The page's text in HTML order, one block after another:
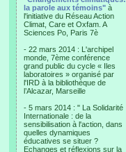
la parole aux témoins" à
l'initiative du Réseau Action
Climat, Care et Oxfam. A
Sciences Po, Paris 7è
- 22 mars 2014 : L'archipel
monde, 7ème conférence
grand public du cycle « Iles
laboratoires » organisé par
l'IRD à la bibliothèque de
l’Alcazar, Marseille
- 5 mars 2014 : " La Solidarité
Internationale : de la
sensibilisation à l'action, dans
quelles dynamiques
éducatives se situer ?
Echanges et réflexions sur la